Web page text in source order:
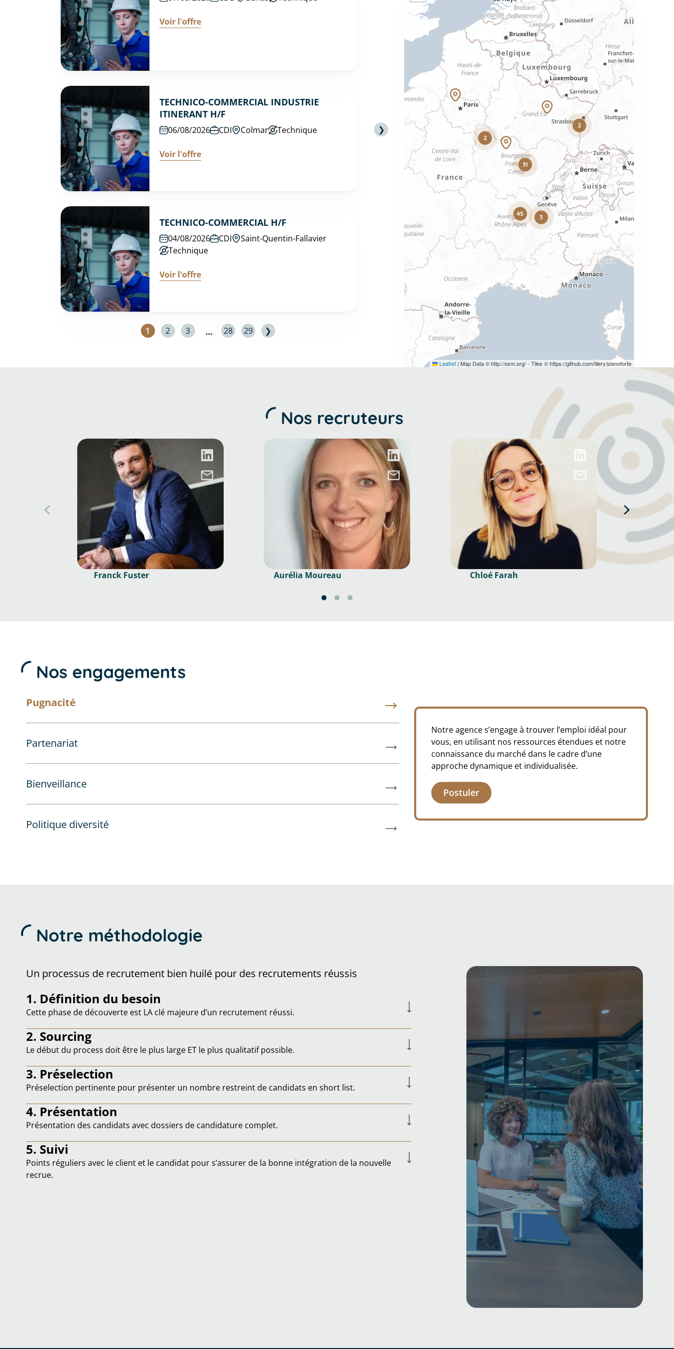
❯
Voir l'offre
TECHNICO-COMMERCIAL INDUSTRIE
ITINERANT H/F
06/08/2026 CDI Colmar Technique
Voir l'offre
TECHNICO-COMMERCIAL H/F
04/08/2026 CDI
Saint-Quentin-Fallavier
Technique
Voir l'offre
1 2 3 … 28 29 ❯
2
2
31
3
45
Leaflet | Map Data © http://osm.org/ - Tiles © https://github.com/tilery/pianoforte
Nos recruteurs
Franck Fuster Aurélia Moureau Chloé Farah
Nos engagements
Pugnacité
Partenariat
Bienveillance
Politique diversité
Notre agence s’engage à trouver l’emploi idéal pour
vous, en utilisant nos ressources étendues et notre
connaissance du marché dans le cadre d’une
approche dynamique et individualisée.
Postuler
Notre méthodologie
Un processus de recrutement bien huilé pour des recrutements réussis
1. Définition du besoin
Cette phase de découverte est LA clé majeure d’un recrutement réussi.
2. Sourcing
Le début du process doit être le plus large ET le plus qualitatif possible.
3. Préselection
Préselection pertinente pour présenter un nombre restreint de candidats en short list.
4. Présentation
Présentation des candidats avec dossiers de candidature complet.
5. Suivi
Points réguliers avec le client et le candidat pour s’assurer de la bonne intégration de la nouvelle
recrue.